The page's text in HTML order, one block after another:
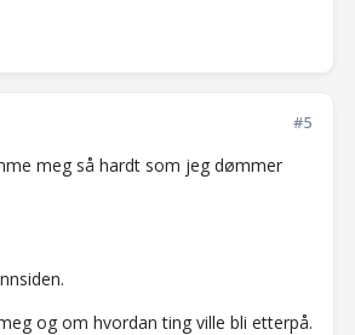
#5
meg så hardt som jeg dømmer
og om hvordan ting ville bli etterpå.